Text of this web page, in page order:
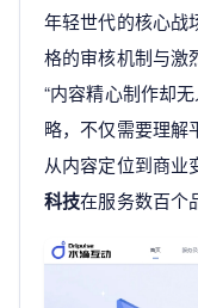
年轻世代的核心战
格的审核机制与激
“内容精心制作却
略，不仅需要理解
从内容定位到商业
科技在服务数百个